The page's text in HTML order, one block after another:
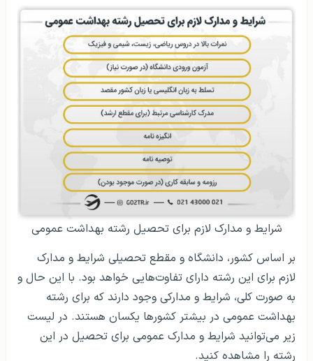
شرایط و مدارک لازم برای تحصیل رشته بهداشت عمومی
بر اساس کشور، دانشگاه و مقطع تحصیلی شرایط و مدارک
لازم برای این رشته دارای تفاوت‌هایی خواهد بود. با این حال و
به صورت کلی، شرایط و مدارکی وجود دارند که برای رشته
بهداشت عمومی در بیشتر کشورها یکسان هستند. در لیست
زیر می‌توانید شرایط و مدارک عمومی برای تحصیل در این
رشته را مشاهده کنید.